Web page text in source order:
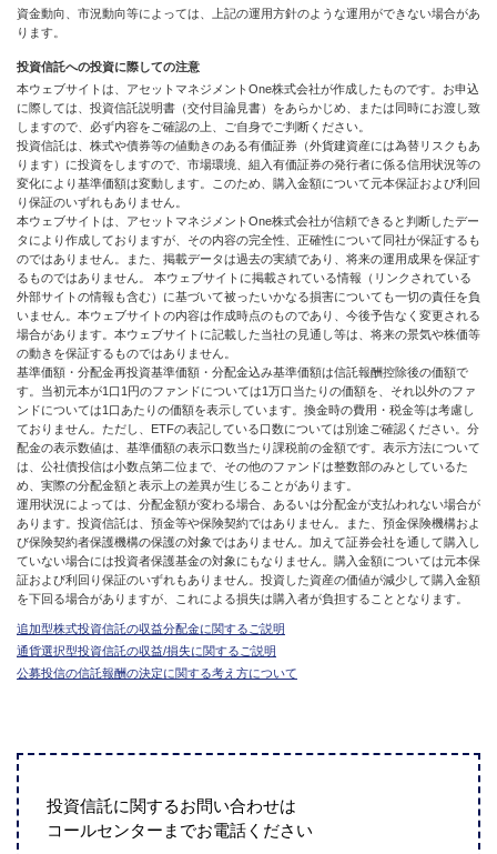
資金動向、市況動向等によっては、上記の運用方針のような運用ができない場合があ
ります。
投資信託への投資に際しての注意
本ウェブサイトは、アセットマネジメントOne株式会社が作成したものです。お申込
に際しては、投資信託説明書（交付目論見書）をあらかじめ、または同時にお渡し致
しますので、必ず内容をご確認の上、ご自身でご判断ください。
投資信託は、株式や債券等の値動きのある有価証券（外貨建資産には為替リスクもあ
ります）に投資をしますので、市場環境、組入有価証券の発行者に係る信用状況等の
変化により基準価額は変動します。このため、購入金額について元本保証および利回
り保証のいずれもありません。
本ウェブサイトは、アセットマネジメントOne株式会社が信頼できると判断したデー
タにより作成しておりますが、その内容の完全性、正確性について同社が保証するも
のではありません。また、掲載データは過去の実績であり、将来の運用成果を保証す
るものではありません。 本ウェブサイトに掲載されている情報（リンクされている
外部サイトの情報も含む）に基づいて被ったいかなる損害についても一切の責任を負
いません。本ウェブサイトの内容は作成時点のものであり、今後予告なく変更される
場合があります。本ウェブサイトに記載した当社の見通し等は、将来の景気や株価等
の動きを保証するものではありません。
基準価額・分配金再投資基準価額・分配金込み基準価額は信託報酬控除後の価額で
す。当初元本が1口1円のファンドについては1万口当たりの価額を、それ以外のファ
ンドについては1口あたりの価額を表示しています。換金時の費用・税金等は考慮し
ておりません。ただし、ETFの表記している口数については別途ご確認ください。分
配金の表示数値は、基準価額の表示口数当たり課税前の金額です。表示方法について
は、公社債投信は小数点第二位まで、その他のファンドは整数部のみとしているた
め、実際の分配金額と表示上の差異が生じることがあります。
運用状況によっては、分配金額が変わる場合、あるいは分配金が支払われない場合が
あります。投資信託は、預金等や保険契約ではありません。また、預金保険機構およ
び保険契約者保護機構の保護の対象ではありません。加えて証券会社を通して購入し
ていない場合には投資者保護基金の対象にもなりません。購入金額については元本保
証および利回り保証のいずれもありません。投資した資産の価値が減少して購入金額
を下回る場合がありますが、これによる損失は購入者が負担することとなります。
追加型株式投資信託の収益分配金に関するご説明
通貨選択型投資信託の収益/損失に関するご説明
公募投信の信託報酬の決定に関する考え方について
投資信託に関するお問い合わせは
コールセンターまでお電話ください